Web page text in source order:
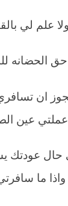
علم لي
حق الحضانه
يجوز ان
عين
عودتك
ما